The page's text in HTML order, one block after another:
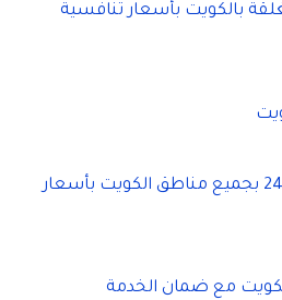
بالكويت بأسعار تنافسية
فتح سيارات متوفرة 24/7 بجميع مناطق الكويت بأسعار
مع ضمان الخدمة